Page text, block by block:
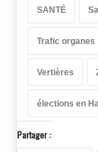
SANTÉ
Trafic organes
Vertières
élections en
Partager :